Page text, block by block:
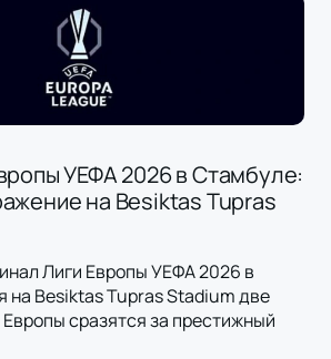
УЕФА 2026 в Стамбуле:
на Besiktas Tupras
Лиги Европы УЕФА 2026 в
на Besiktas Tupras Stadium две
сразятся за престижный